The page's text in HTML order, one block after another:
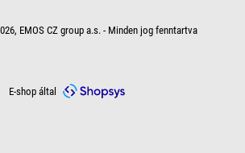
EMOS CZ group a.s. - Minden jog fenntartva
E-shop által